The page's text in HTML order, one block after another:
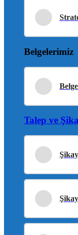
Belgelerimiz
Talep ve